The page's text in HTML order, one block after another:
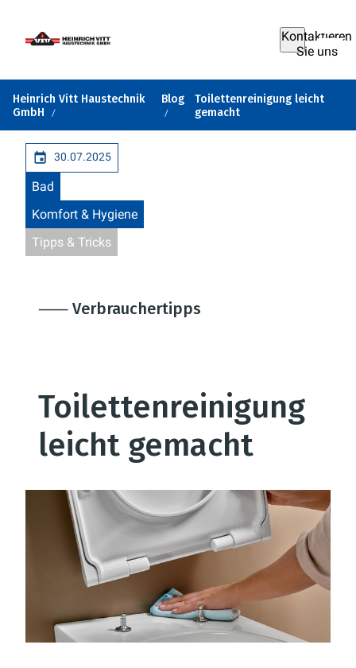
Kontaktieren
Sie uns
Heinrich Vitt Haustechnik
GmbH
Blog
Toilettenreinigung leicht
gemacht
30.07.2025
Bad
Komfort & Hygiene
Tipps & Tricks
⸺ Verbrauchertipps
Toilettenreinigung
leicht gemacht